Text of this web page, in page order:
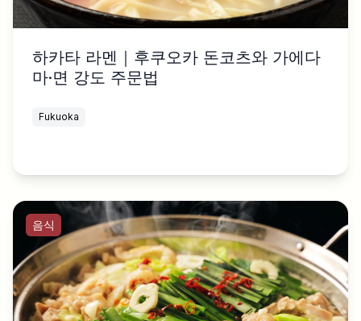
하카타 라멘｜후쿠오카 돈코츠와 가에다
마·면 강도 주문법
Fukuoka
음식